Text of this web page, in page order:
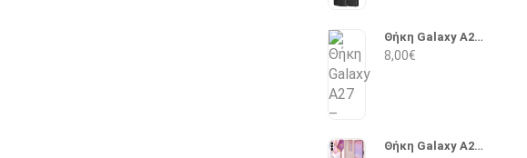
Θήκη Galaxy A27 – Tech-Protect (Διάφανο)
8,00€
Θήκη Galaxy A27 – Tech-Protect (Marble)